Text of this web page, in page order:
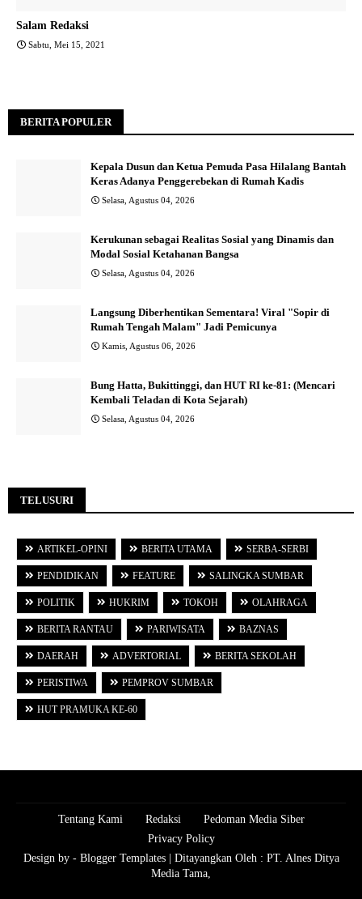
Salam Redaksi
Sabtu, Mei 15, 2021
BERITA POPULER
Kepala Dusun dan Ketua Pemuda Pasa Hilalang Bantah
Keras Adanya Penggerebekan di Rumah Kadis
Selasa, Agustus 04, 2026
Kerukunan sebagai Realitas Sosial yang Dinamis dan
Modal Sosial Ketahanan Bangsa
Selasa, Agustus 04, 2026
Langsung Diberhentikan Sementara! Viral "Sopir di
Rumah Tengah Malam" Jadi Pemicunya
Kamis, Agustus 06, 2026
Bung Hatta, Bukittinggi, dan HUT RI ke-81: (Mencari
Kembali Teladan di Kota Sejarah)
Selasa, Agustus 04, 2026
TELUSURI
ARTIKEL-OPINI BERITA UTAMA SERBA-SERBI
PENDIDIKAN FEATURE SALINGKA SUMBAR
POLITIK HUKRIM TOKOH OLAHRAGA
BERITA RANTAU PARIWISATA BAZNAS
DAERAH ADVERTORIAL BERITA SEKOLAH
PERISTIWA PEMPROV SUMBAR
HUT PRAMUKA KE-60
Tentang Kami Redaksi
Pedoman Media Siber
Privacy Policy
Design by - Blogger Templates | Ditayangkan Oleh : PT. Alnes Ditya
Media Tama,